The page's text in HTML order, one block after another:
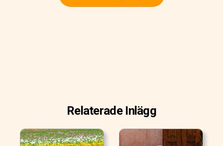
Relaterade Inlägg